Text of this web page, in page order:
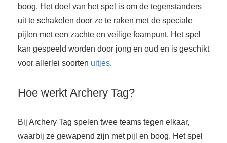
boog. Het doel van het spel is om de tegenstanders
uit te schakelen door ze te raken met de speciale
pijlen met een zachte en veilige foampunt. Het spel
kan gespeeld worden door jong en oud en is geschikt
voor allerlei soorten uitjes.
Hoe werkt Archery Tag?
Bij Archery Tag spelen twee teams tegen elkaar,
waarbij ze gewapend zijn met pijl en boog. Het spel